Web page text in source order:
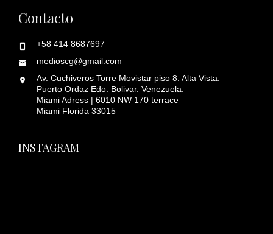
Contacto
+58 414 8687697
medioscg@gmail.com
Av. Cuchiveros Torre Movistar piso 8. Alta Vista.
Puerto Ordaz Edo. Bolivar. Venezuela.
Miami Adress | 6010 NW 170 terrace
Miami Florida 33015
INSTAGRAM